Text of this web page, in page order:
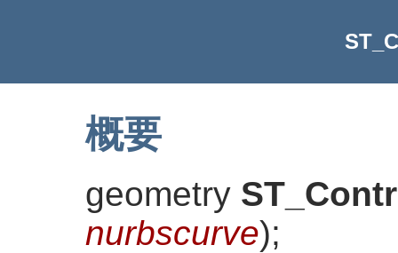
概要
geometry
nurbscurve);